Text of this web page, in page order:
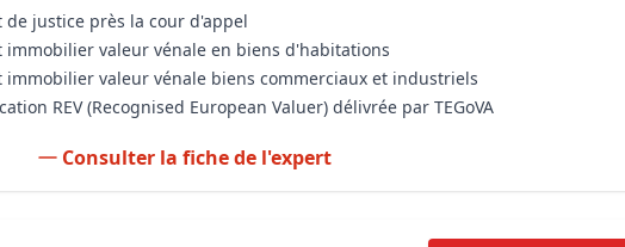
de justice près la cour d'appel
immobilier valeur vénale en biens d'habitations
immobilier valeur vénale biens commerciaux et industriels
REV (Recognised European Valuer) délivrée par TEGoVA
Consulter la fiche de l'expert